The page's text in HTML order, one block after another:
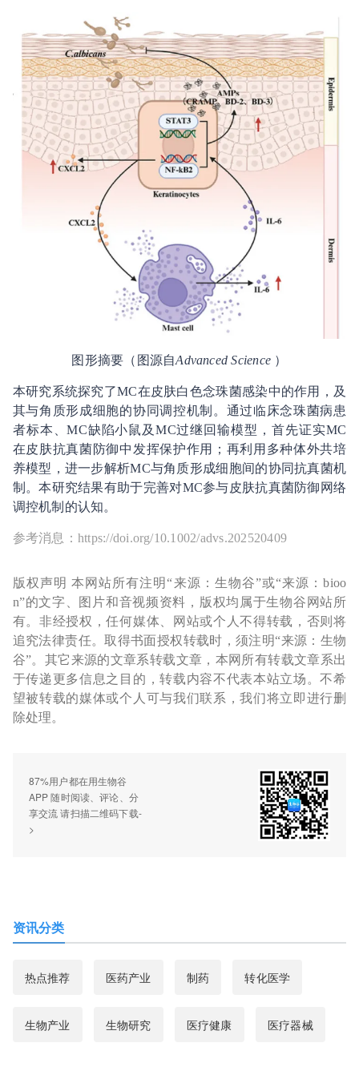
图形摘要（图源自Advanced Science ）
本研究系统探究了MC在皮肤白色念珠菌感染中的作用，及
其与角质形成细胞的协同调控机制。通过临床念珠菌病患
者标本、MC缺陷小鼠及MC过继回输模型，首先证实MC
在皮肤抗真菌防御中发挥保护作用；再利用多种体外共培
养模型，进一步解析MC与角质形成细胞间的协同抗真菌机
制。本研究结果有助于完善对MC参与皮肤抗真菌防御网络
调控机制的认知。
参考消息：https://doi.org/10.1002/advs.202520409
版权声明 本网站所有注明“来源：生物谷”或“来源：bioo
n”的文字、图片和音视频资料，版权均属于生物谷网站所
有。非经授权，任何媒体、网站或个人不得转载，否则将
追究法律责任。取得书面授权转载时，须注明“来源：生物
谷”。其它来源的文章系转载文章，本网所有转载文章系出
于传递更多信息之目的，转载内容不代表本站立场。不希
望被转载的媒体或个人可与我们联系，我们将立即进行删
除处理。
87%用户都在用生物谷
APP 随时阅读、评论、分
享交流 请扫描二维码下载-
>
资讯分类
热点推荐 医药产业 制药 转化医学
生物产业 生物研究 医疗健康 医疗器械